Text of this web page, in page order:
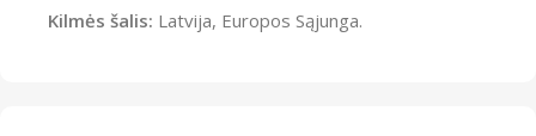
Kilmės šalis: Latvija, Europos Sąjunga.